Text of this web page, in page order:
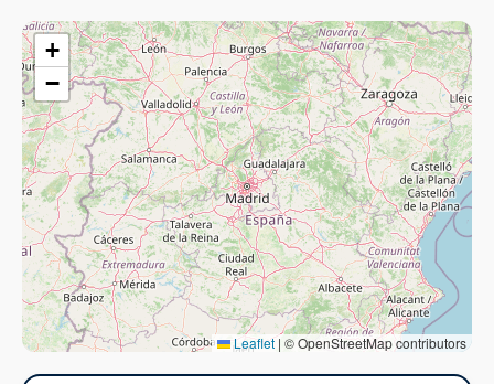
+
−
Leaflet | © OpenStreetMap contributors